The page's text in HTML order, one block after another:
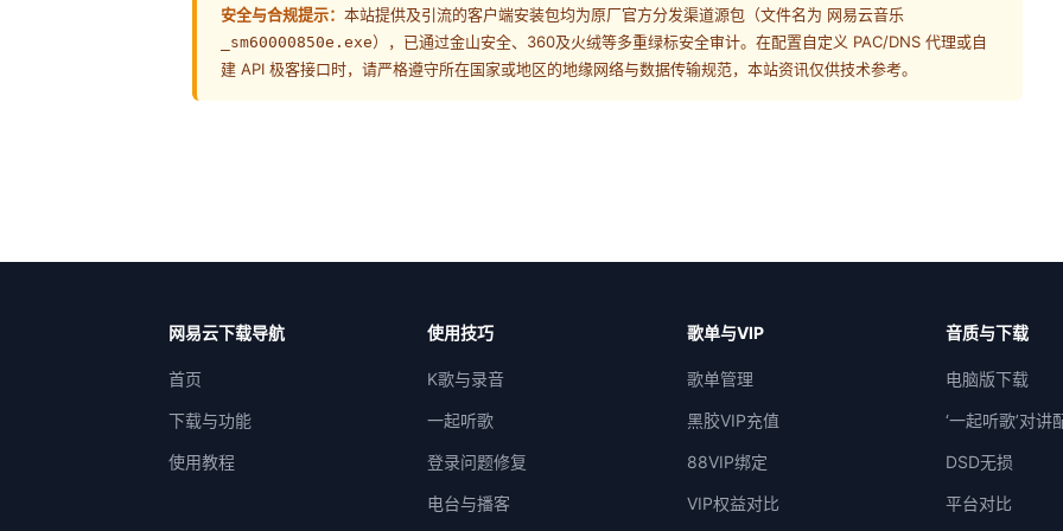
安全与合规提示： 本站提供及引流的客户端安装包均为原厂官方分发渠道源包（文件名为 网易云音乐
_sm60000850e.exe），已通过金山安全、360及火绒等多重绿标安全审计。在配置自定义 PAC/DNS 代理或自
建 API 极客接口时，请严格遵守所在国家或地区的地缘网络与数据传输规范，本站资讯仅供技术参考。
网易云下载导航
首页
下载与功能
使用教程
使用技巧
K歌与录音
一起听歌
登录问题修复
电台与播客
歌单与VIP
歌单管理
黑胶VIP充值
88VIP绑定
VIP权益对比
音质与下载
电脑版下载
‘一起听歌’对讲
DSD无损
平台对比